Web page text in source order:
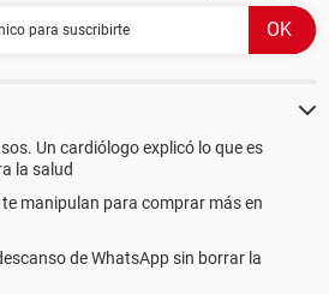
Un cardiólogo explicó lo que es
la salud
te manipulan para comprar más en
de WhatsApp sin borrar la